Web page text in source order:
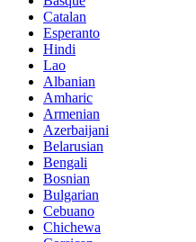
Catalan
Esperanto
Hindi
Lao
Albanian
Amharic
Armenian
Azerbaijani
Belarusian
Bengali
Bosnian
Bulgarian
Cebuano
Chichewa